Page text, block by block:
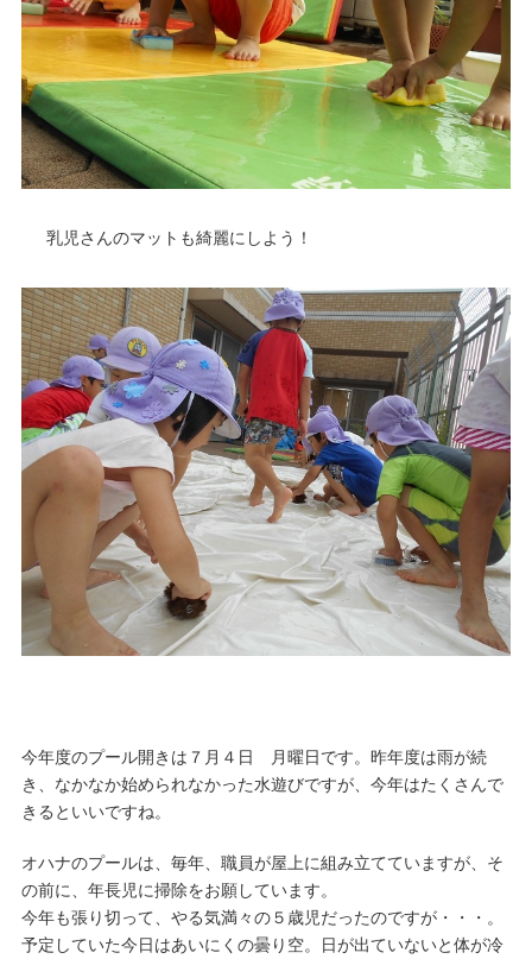
乳児さんのマットも綺麗にしよう！
今年度のプール開きは７月４日 月曜日です。昨年度は雨が続
き、なかなか始められなかった水遊びですが、今年はたくさんで
きるといいですね。
オハナのプールは、毎年、職員が屋上に組み立てていますが、そ
の前に、年長児に掃除をお願しています。
今年も張り切って、やる気満々の５歳児だったのですが・・・。
予定していた今日はあいにくの曇り空。日が出ていないと体が冷